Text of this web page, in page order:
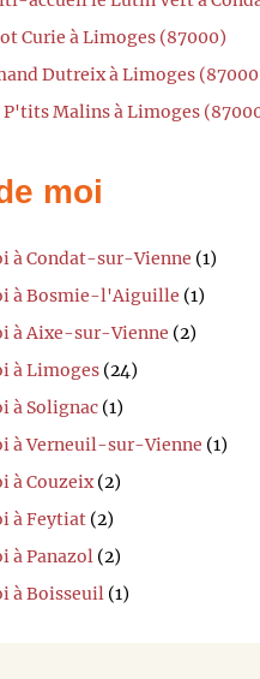
Curie à Limoges (87000)
Dutreix à Limoges
Malins à Limoges
moi
à Condat-sur-Vienne (1)
à Bosmie-l'Aiguille (1)
à Aixe-sur-Vienne (2)
à Limoges (24)
à Solignac (1)
à Verneuil-sur-Vienne (1)
à Couzeix(2)
à Feytiat (2)
à Panazol (2)
à Boisseuil (1)